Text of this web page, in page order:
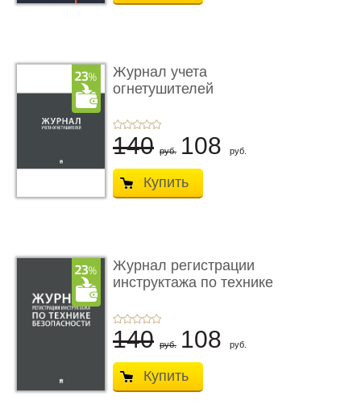
Журнал учета
огнетушителей
140 руб. 108 руб.
Купить
Журнал регистрации
инструктажа по технике
140 руб. 108 руб.
Купить